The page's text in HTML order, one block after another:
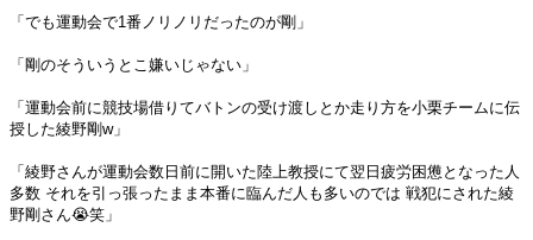
「でも運動会で1番ノリノリだったのが剛」
「剛のそういうとこ嫌いじゃない」
「運動会前に競技場借りてバトンの受け渡しとか走り方を小栗チームに伝
授した綾野剛w」
「綾野さんが運動会数日前に開いた陸上教授にて翌日疲労困憊となった人
多数 それを引っ張ったまま本番に臨んだ人も多いのでは 戦犯にされた綾
野剛さん😭笑」